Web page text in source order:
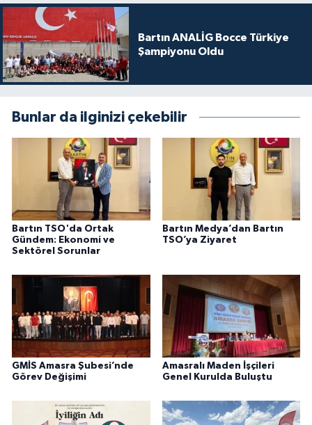
Bartın ANALİG Bocce Türkiye
Şampiyonu Oldu
Bunlar da ilginizi çekebilir
Bartın TSO'da Ortak
Gündem: Ekonomi ve
Sektörel Sorunlar
Bartın Medya’dan Bartın
TSO’ya Ziyaret
GMİS Amasra Şubesi’nde
Görev Değişimi
Amasralı Maden İşçileri
Genel Kurulda Buluştu